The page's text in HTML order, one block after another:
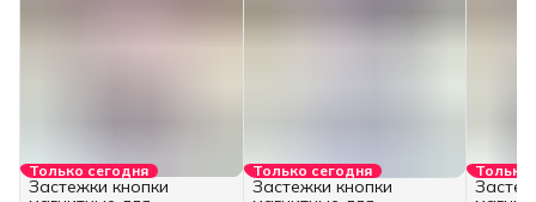
Только сегодня
Застежки кнопки
Только сегодня
Застежки кнопки
Только